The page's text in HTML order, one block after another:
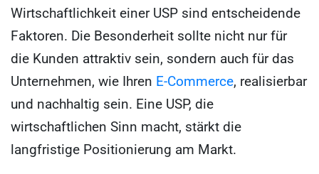
Wirtschaftlichkeit einer USP sind entscheidende
Faktoren. Die Besonderheit sollte nicht nur für
die Kunden attraktiv sein, sondern auch für das
Unternehmen, wie Ihren E-Commerce, realisierbar
und nachhaltig sein. Eine USP, die
wirtschaftlichen Sinn macht, stärkt die
langfristige Positionierung am Markt.